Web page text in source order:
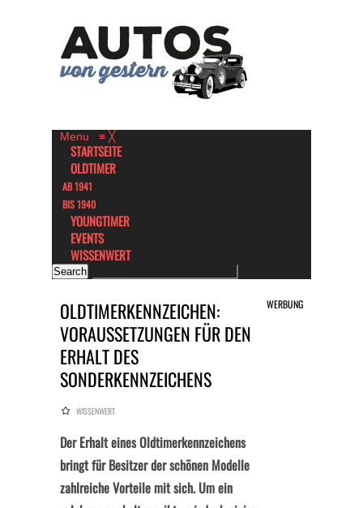
Menu ≡ ╳
STARTSEITE
OLDTIMER
AB 1941
BIS 1940
YOUNGTIMER
EVENTS
WISSENWERT
OLDTIMERKENNZEICHEN:
VORAUSSETZUNGEN FÜR DEN
ERHALT DES
SONDERKENNZEICHENS
WERBUNG
WISSENWERT
Der Erhalt eines Oldtimerkennzeichens
bringt für Besitzer der schönen Modelle
zahlreiche Vorteile mit sich. Um ein